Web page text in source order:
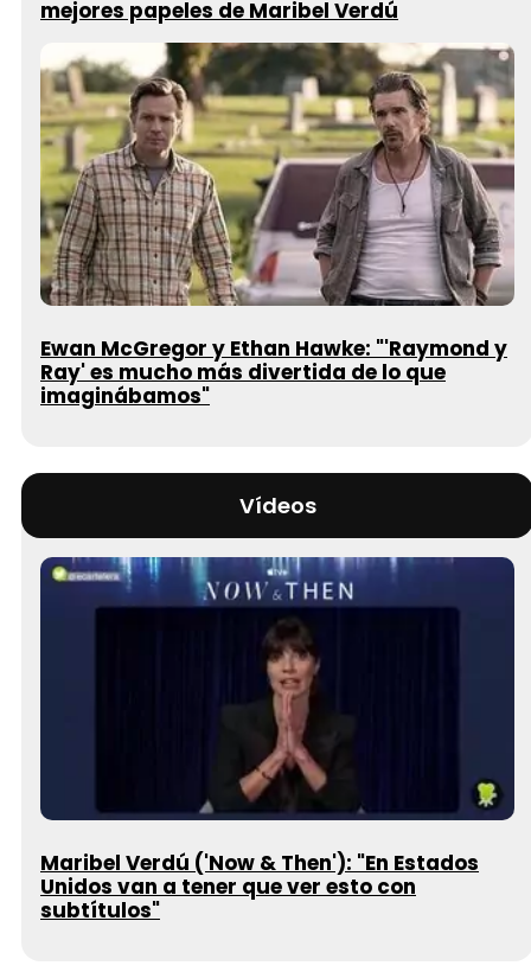
mejores papeles de Maribel Verdú
Ewan McGregor y Ethan Hawke: "'Raymond y
Ray' es mucho más divertida de lo que
imaginábamos"
Vídeos
Maribel Verdú ('Now & Then'): "En Estados
Unidos van a tener que ver esto con
subtítulos"